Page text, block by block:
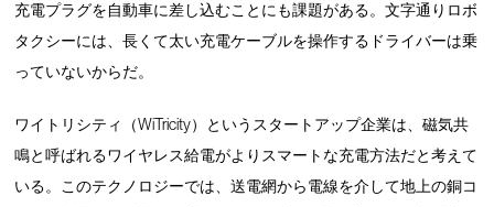
充電プラグを自動車に差し込むことにも課題がある。文字通りロボ
タクシーには、長くて太い充電ケーブルを操作するドライバーは乗
っていないからだ。
ワイトリシティ（WiTricity）というスタートアップ企業は、磁気共
鳴と呼ばれるワイヤレス給電がよりスマートな充電方法だと考えて
いる。このテクノロジーでは、送電網から電線を介して地上の銅コ